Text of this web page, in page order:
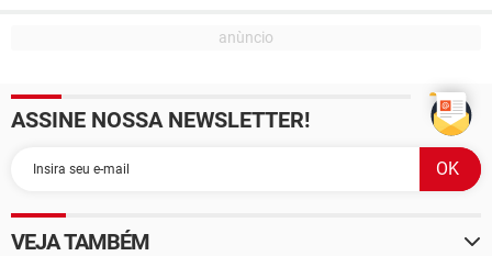
ASSINE NOSSA NEWSLETTER!
VEJA TAMBÉM